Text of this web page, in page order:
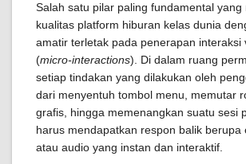
Salah satu pilar paling fundamental yang
kualitas platform hiburan kelas dunia
amatir terletak pada penerapan interaksi
(micro-interactions). Di dalam ruang
setiap tindakan yang dilakukan oleh
dari menyentuh tombol menu, memutar
grafis, hingga memenangkan suatu sesi
harus mendapatkan respon balik berupa
atau audio yang instan dan interaktif.